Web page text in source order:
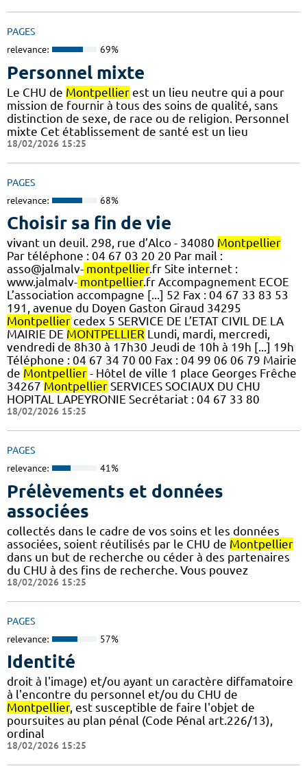
PAGES
relevance: 69%
Personnel mixte
Le CHU de Montpellier est un lieu neutre qui a pour
mission de fournir à tous des soins de qualité, sans
distinction de sexe, de race ou de religion. Personnel
mixte Cet établissement de santé est un lieu
18/02/2026 15:25
PAGES
relevance: 68%
Choisir sa fin de vie
vivant un deuil. 298, rue d’Alco - 34080 Montpellier
Par téléphone : 04 67 03 20 20 Par mail :
asso@jalmalv- montpellier.fr Site internet :
www.jalmalv- montpellier.fr Accompagnement ECOE
L’association accompagne [...] 52 Fax : 04 67 33 83 53
191, avenue du Doyen Gaston Giraud 34295
Montpellier cedex 5 SERVICE DE L’ETAT CIVIL DE LA
MAIRIE DE MONTPELLIER Lundi, mardi, mercredi,
vendredi de 8h30 à 17h30 Jeudi de 10h à 19h [...] 19h
Téléphone : 04 67 34 70 00 Fax : 04 99 06 06 79 Mairie
de Montpellier - Hôtel de ville 1 place Georges Frêche
34267 Montpellier SERVICES SOCIAUX DU CHU
HOPITAL LAPEYRONIE Secrétariat : 04 67 33 80
18/02/2026 15:25
PAGES
relevance: 41%
Prélèvements et données
associées
collectés dans le cadre de vos soins et les données
associées, soient réutilisés par le CHU de Montpellier
dans un but de recherche ou céder à des partenaires
du CHU à des fins de recherche. Vous pouvez
18/02/2026 15:25
PAGES
relevance: 57%
Identité
droit à l'image) et/ou ayant un caractère diffamatoire
à l'encontre du personnel et/ou du CHU de
Montpellier, est susceptible de faire l'objet de
poursuites au plan pénal (Code Pénal art.226/13),
ordinal
18/02/2026 15:25